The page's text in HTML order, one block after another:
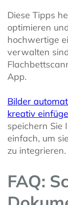
Diese Tipps
optimieren
hochwertige
verwalten
App.
Bilder
kreativ
speichern Sie
einfach, um
zu integrieren.
FAQ: